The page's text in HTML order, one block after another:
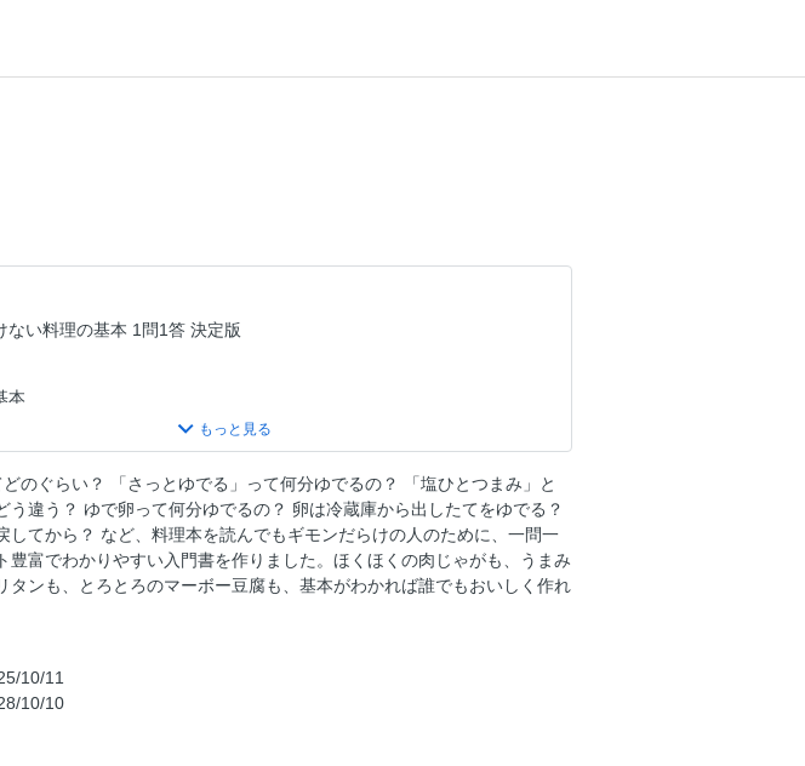
ない料理の基本 1問1答 決定版
本
理がはじめての人でも絶対に作れる 定番レシピ
ゃがを作るには?
ーなハンバーグを作るには?
辛の麻婆豆腐を作るには?
の肉野菜炒めを作るには?
どのぐらい？ 「さっとゆでる」って何分ゆでるの？ 「塩ひとつまみ」と
う違う？ ゆで卵って何分ゆでるの？ 卵は冷蔵庫から出したてをゆでる？
してから？ など、料理本を読んでもギモンだらけの人のために、一問一
豊富でわかりやすい入門書を作りました。ほくほくの肉じゃがも、うまみ
タンも、とろとろのマーボー豆腐も、基本がわかれば誰でもおいしく作れ
10/11
10/10